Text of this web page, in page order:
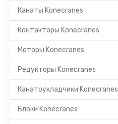
Канаты Konecranes
Контакторы Konecranes
Моторы Konecranes
Редукторы Konecranes
Канатоукладчики Konecranes
Блоки Konecranes